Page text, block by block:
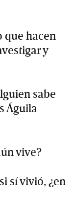
que hacen
y
sabe
Águila
vive?
sí vivió, ¿en